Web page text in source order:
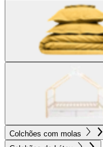
Colchões com molas